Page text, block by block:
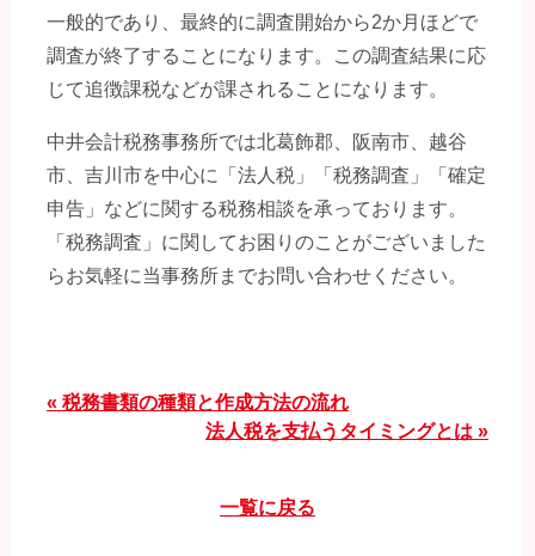
一般的であり、最終的に調査開始から2か月ほどで
調査が終了することになります。この調査結果に応
じて追徴課税などが課されることになります。
中井会計税務事務所では北葛飾郡、阪南市、越谷
市、吉川市を中心に「法人税」「税務調査」「確定
申告」などに関する税務相談を承っております。
「税務調査」に関してお困りのことがございました
らお気軽に当事務所までお問い合わせください。
« 税務書類の種類と作成方法の流れ
法人税を支払うタイミングとは »
一覧に戻る